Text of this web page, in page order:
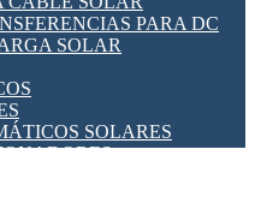
PARA DC
SOLAR
SOLARES